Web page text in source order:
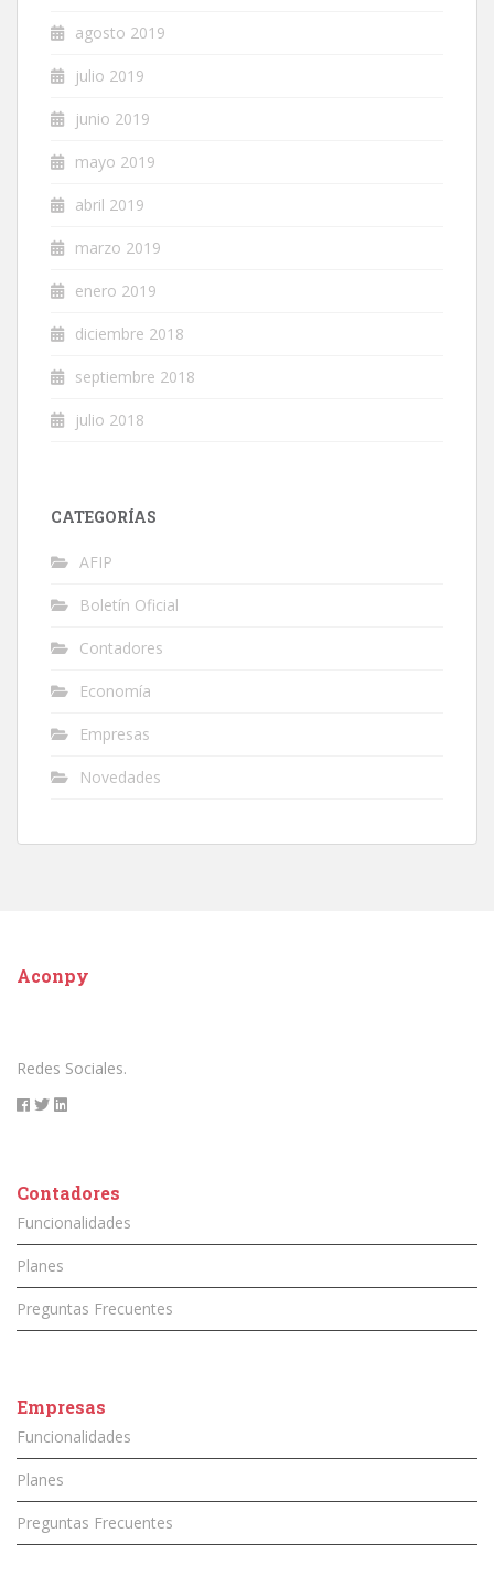
agosto 2019
julio 2019
junio 2019
mayo 2019
abril 2019
marzo 2019
enero 2019
diciembre 2018
septiembre 2018
julio 2018
CATEGORÍAS
AFIP
Boletín Oficial
Contadores
Economía
Empresas
Novedades
Aconpy
Redes Sociales.
Contadores
Funcionalidades
Planes
Preguntas Frecuentes
Empresas
Funcionalidades
Planes
Preguntas Frecuentes